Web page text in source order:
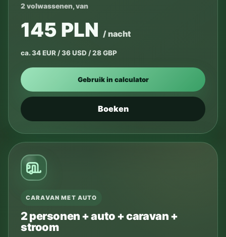
2 volwassenen, van
145 PLN / nacht
ca. 34 EUR / 36 USD / 28 GBP
Gebruik in calculator
Boeken
CARAVAN MET AUTO
2 personen + auto + caravan +
stroom